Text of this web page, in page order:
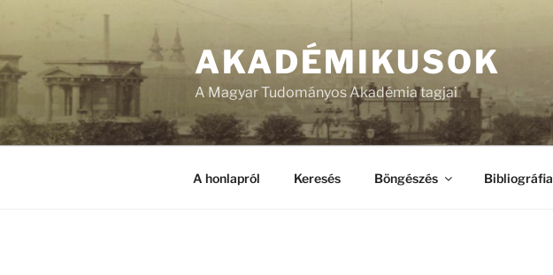
AKADÉMIKUSOK
A Magyar Tudományos Akadémia tagjai
A honlapról Keresés Böngészés Bibliográfia